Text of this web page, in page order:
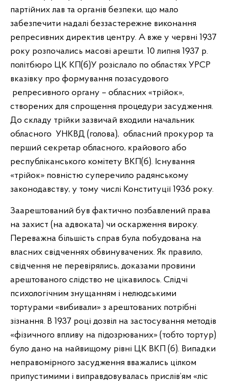
партійних лав та органів безпеки, що мало
забезпечити надалі беззастережне виконання
репресивних директив центру. А вже у червні 1937
року розпочались масові арешти. 10 липня 1937 р.
політбюро ЦК КП(б)У розіслало по областях УРСР
вказівку про формування позасудового
репресивного органу – обласних «трійок»,
створених для спрощення процедури засудження.
До складу трійки зазвичай входили начальник
обласного УНКВД (голова), обласний прокурор та
перший секретар обласного, крайового або
республіканського комітету ВКП(б). Існування
«трійок» повністю суперечило радянському
законодавству, у тому числі Конституції 1936 року.
Заарештований був фактично позбавлений права
на захист (на адвоката) чи оскарження вироку.
Переважна більшість справ була побудована на
власних свідченнях обвинувачених. Як правило,
свідчення не перевірялись, доказами провини
арештованого слідство не цікавилось. Слідчі
психологічним знущанням і нелюдськими
тортурами «вибивали» з арештованих потрібні
зізнання. В 1937 році дозвіл на застосування методів
«фізичного впливу на підозрюваних» (тобто тортур)
було дано на найвищому рівні ЦК ВКП (б). Випадки
неправомірного засудження вважались цілком
припустимими і виправдовувалась прислів’ям «ліс